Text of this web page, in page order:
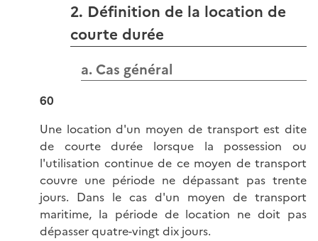
2. Définition de la location de
courte durée
a. Cas général
60
Une location d'un moyen de transport est dite
de courte durée lorsque la possession ou
l'utilisation continue de ce moyen de transport
couvre une période ne dépassant pas trente
jours. Dans le cas d'un moyen de transport
maritime, la période de location ne doit pas
dépasser quatre-vingt dix jours.